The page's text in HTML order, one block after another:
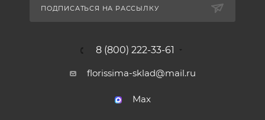
ПОДПИСАТЬСЯ НА РАССЫЛКУ
8 (800) 222-33-61
florissima-sklad@mail.ru
Max